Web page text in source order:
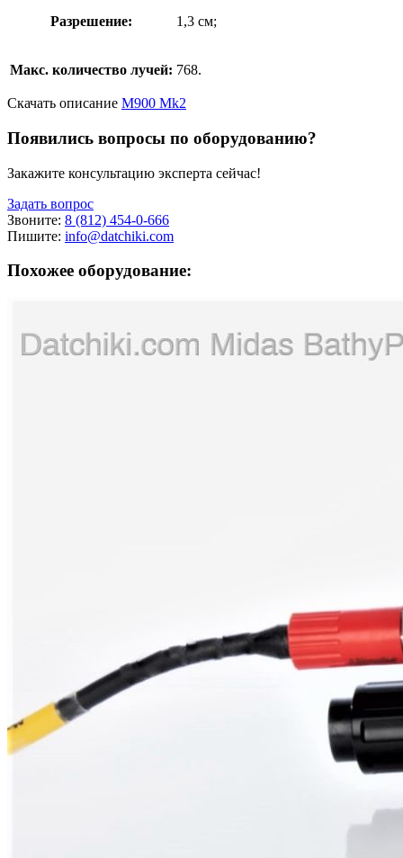
Разрешение: 1,3 см;
Макс. количество лучей: 768.
Скачать описание M900 Mk2
Появились вопросы по оборудованию?
Закажите консультацию эксперта сейчас!
Задать вопрос
Звоните: 8 (812) 454-0-666
Пишите: info@datchiki.com
Похожее оборудование: